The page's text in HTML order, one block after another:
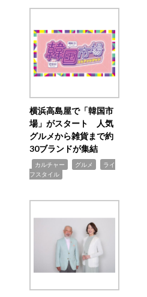
横浜高島屋で「韓国市
場」がスタート 人気
グルメから雑貨まで約
30ブランドが集結
カルチャー グルメ
ライ
フスタイル